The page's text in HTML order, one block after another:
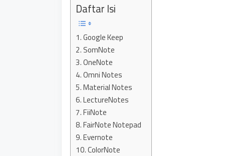
Daftar Isi
1. Google Keep
2. SomNote
3. OneNote
4. Omni Notes
5. Material Notes
6. LectureNotes
7. FiiNote
8. FairNote Notepad
9. Evernote
10. ColorNote